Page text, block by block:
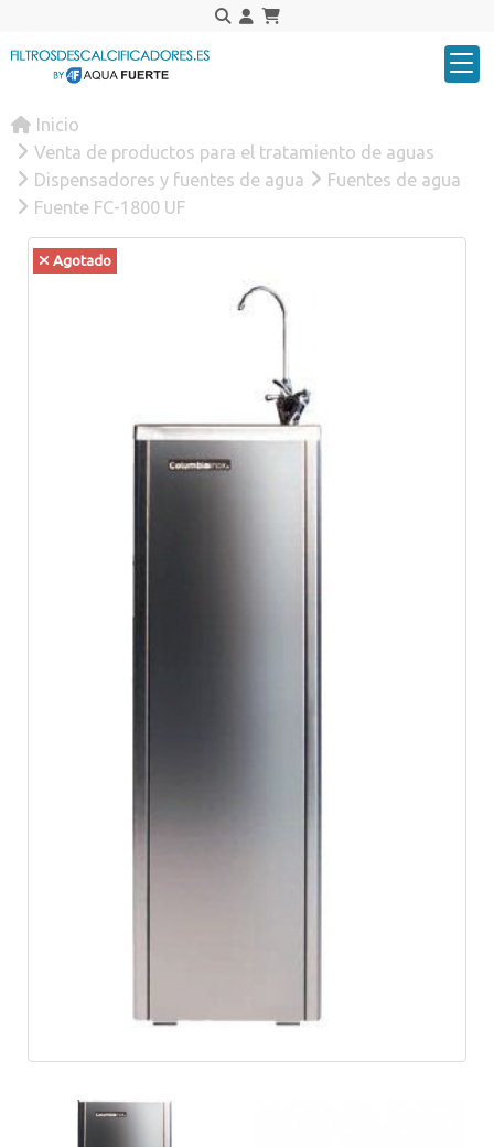
Inicio
Venta de productos para el tratamiento de aguas
Dispensadores y fuentes de agua
Fuentes de agua
Fuente FC-1800 UF
Agotado